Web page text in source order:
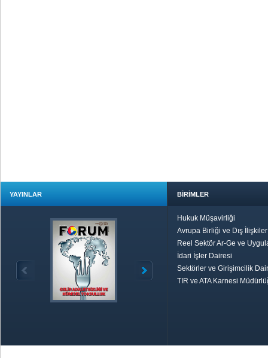
YAYINLAR BİRİMLER
Hukuk Müşavirliği
Avrupa Birliği ve Dış
Reel Sektör Ar-Ge ve
İdari İşler Dairesi
Sektörler ve Girişimcilik
TIR ve ATA Karnesi